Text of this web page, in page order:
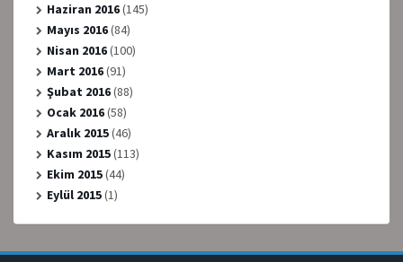
Haziran 2016(145)
Mayıs 2016(84)
Nisan 2016(100)
Mart 2016(91)
Şubat 2016(88)
Ocak 2016(58)
Aralık 2015(46)
Kasım 2015(113)
Ekim 2015(44)
Eylül 2015(1)